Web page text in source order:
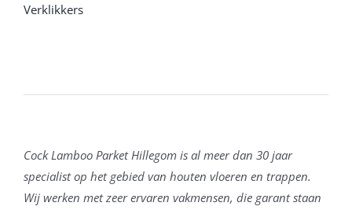
Verklikkers
Cock Lamboo Parket Hillegom is al meer dan 30 jaar
specialist op het gebied van houten vloeren en trappen.
Wij werken met zeer ervaren vakmensen, die garant staan